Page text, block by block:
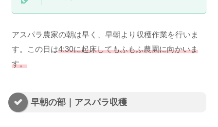
アスパラ農家の朝は早く、早朝より収穫作業を行いま
す。この日は4:30に起床してもふもふ農園に向かいま
す。
早朝の部｜アスパラ収穫